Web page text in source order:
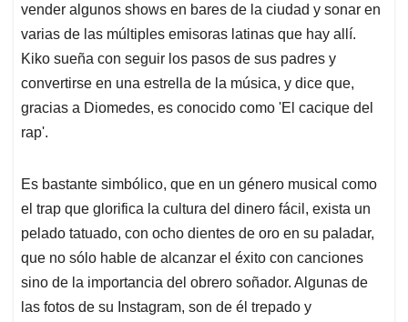
vender algunos shows en bares de la ciudad y sonar en
varias de las múltiples emisoras latinas que hay allí.
Kiko sueña con seguir los pasos de sus padres y
convertirse en una estrella de la música, y dice que,
gracias a Diomedes, es conocido como 'El cacique del
rap'.
Es bastante simbólico, que en un género musical como
el trap que glorifica la cultura del dinero fácil, exista un
pelado tatuado, con ocho dientes de oro en su paladar,
que no sólo hable de alcanzar el éxito con canciones
sino de la importancia del obrero soñador. Algunas de
las fotos de su Instagram, son de él trepado y